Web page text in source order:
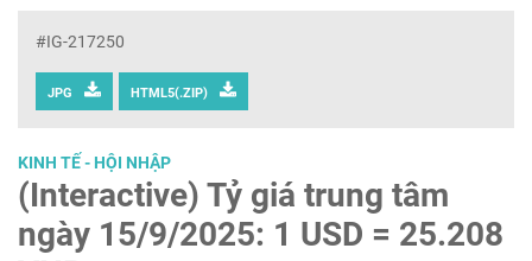
#IG-217250
JPG HTML5(.ZIP)
KINH TẾ - HỘI NHẬP
(Interactive) Tỷ giá trung tâm
ngày 15/9/2025: 1 USD = 25.208